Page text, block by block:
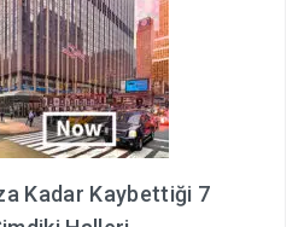
Kadar Kaybettiği 7